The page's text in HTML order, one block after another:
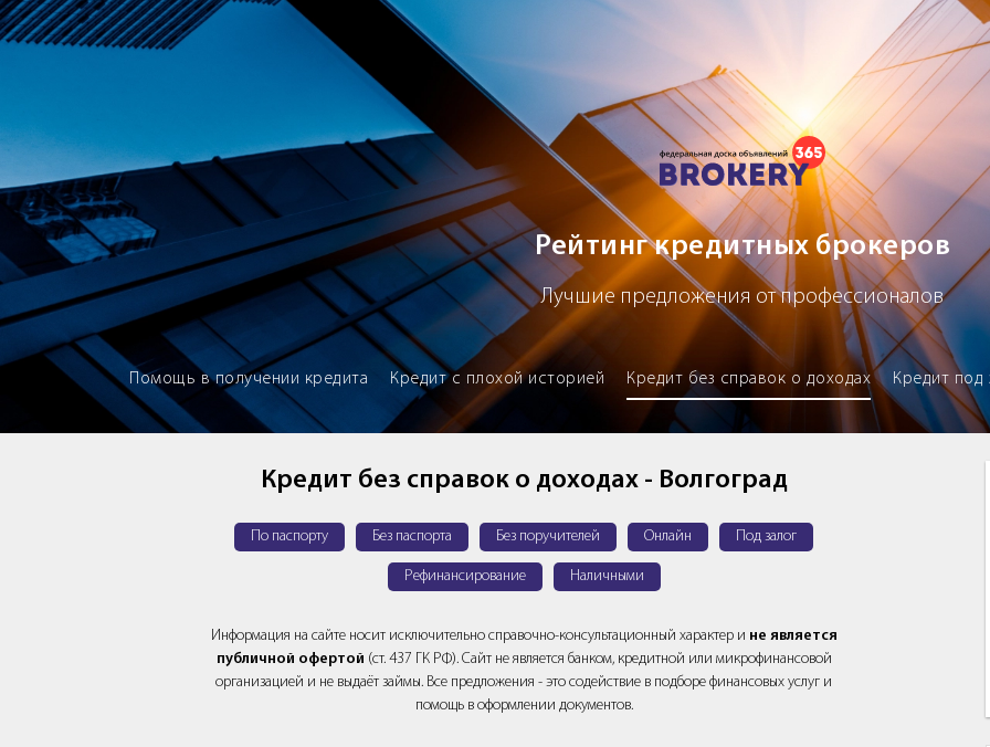
Brokery365 - Рейтинг кредитных брокеров
Рейтинг кредитных брокеров
Лучшие предложения от профессионалов
Помощь в получении кредита Кредит с плохой историей Кредит без справок о доходах Кредит под
Кредит без справок о доходах - Волгоград
По паспорту Без паспорта Без поручителей Онлайн Под залог
Рефинансирование Наличными
Информация на сайте носит исключительно справочно-консультационный характер и не является
публичной офертой (ст. 437 ГК РФ). Сайт не является банком, кредитной или микрофинансовой
организацией и не выдаёт займы. Все предложения - это содействие в подборе финансовых услуг и
помощь в оформлении документов.